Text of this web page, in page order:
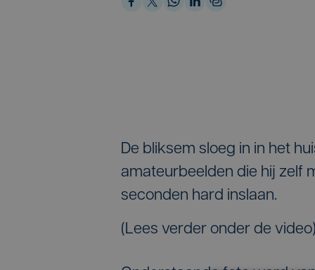
De bliksem sloeg in in het
amateurbeelden die hij zelf
seconden hard inslaan.
(Lees verder onder de